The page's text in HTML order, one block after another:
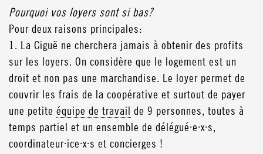
Pourquoi vos loyers sont si bas?
Pour deux raisons principales:
1. La Ciguë ne cherchera jamais à obtenir des profits
sur les loyers. On considère que le logement est un
droit et non pas une marchandise. Le loyer permet de
couvrir les frais de la coopérative et surtout de payer
une petite équipe de travail de 9 personnes, toutes à
temps partiel et un ensemble de délégué·e·x·s,
coordinateur·ice·x·s et concierges !